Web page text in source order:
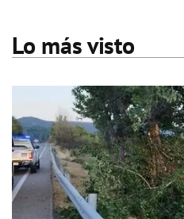
Lo más visto